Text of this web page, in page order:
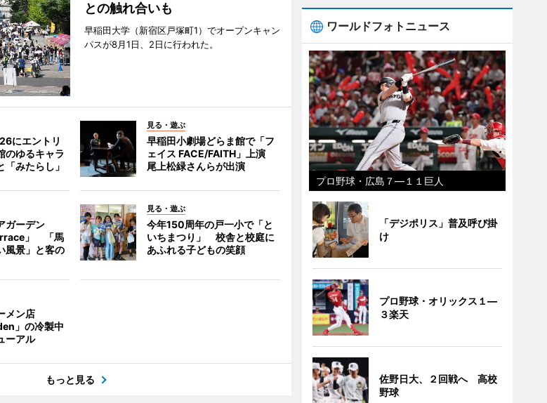
との触れ合いも
早稲田大学（新宿区戸塚町1）でオープンキャン
パスが8月1日、2日に行われた。
にエントリ
のゆるキャラ
「みたらし」
見る・遊ぶ
早稲田小劇場どらま館で「フ
ェイス FACE/FAITH」上演
尾上松緑さんらが出演
ガーデン
」 「馬
風景」と客の
見る・遊ぶ
今年150周年の戸一小で「と
いちまつり」 校舎と校庭に
あふれる子どもの笑顔
メン店
」の冷製中
ーアル
もっと見る
ワールドフォトニュース
プロ野球・広島７―１１巨人
「デジポリス」普及呼び掛
け
プロ野球・オリックス１―
３楽天
佐野日大、２回戦へ 高校
野球